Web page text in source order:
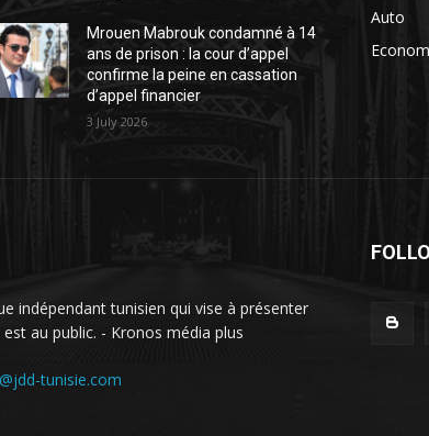
Mrouen Mabrouk condamné à 14
ans de prison : la cour d’appel
confirme la peine en cassation
d’appel financier
3 July 2026
Auto
indépendant tunisien qui vise à présenter
au public. - Kronos média plus
tunisie.com